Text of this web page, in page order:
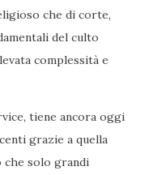
che di corte,
del culto
complessità e
tiene ancora oggi
grazie a quella
che solo grandi